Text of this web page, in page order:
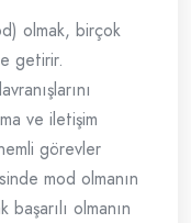
olmak, birçok
getirir.
ve iletişim
görevler
mod olmanın
olmanın